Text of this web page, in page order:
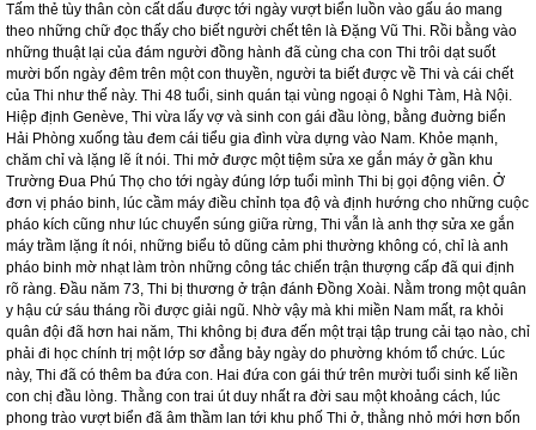
Tấm thẻ tùy thân còn cất dấu được tới ngày vượt biển luồn vào gấu áo mang
theo những chữ đọc thấy cho biết người chết tên là Đặng Vũ Thi. Rồi bằng vào
những thuật lại của đám người đồng hành đã cùng cha con Thi trôi dạt suốt
mười bốn ngày đêm trên một con thuyền, người ta biết được về Thi và cái chết
của Thi như thế này. Thi 48 tuổi, sinh quán tại vùng ngoại ô Nghi Tàm, Hà Nội.
Hiệp định Genève, Thi vừa lấy vợ và sinh con gái đầu lòng, bằng đuờng biển
Hải Phòng xuống tàu đem cái tiểu gia đình vừa dựng vào Nam. Khỏe mạnh,
chăm chỉ và lặng lẽ ít nói. Thi mở được một tiệm sửa xe gắn máy ở gần khu
Trường Đua Phú Thọ cho tới ngày đúng lớp tuổi mình Thi bị gọi động viên. Ở
đơn vị pháo binh, lúc cầm máy điều chỉnh tọa độ và định hướng cho những cuộc
pháo kích cũng như lúc chuyển súng giữa rừng, Thi vẫn là anh thợ sửa xe gắn
máy trầm lặng ít nói, những biểu tỏ dũng cảm phi thường không có, chỉ là anh
pháo binh mờ nhạt làm tròn những công tác chiến trận thượng cấp đã qui định
rõ ràng. Đầu năm 73, Thi bị thương ở trận đánh Đồng Xoài. Nằm trong một quân
y hậu cứ sáu tháng rồi được giải ngũ. Nhờ vậy mà khi miền Nam mất, ra khỏi
quân đội đã hơn hai năm, Thi không bị đưa đến một trại tập trung cải tạo nào, chỉ
phải đi học chính trị một lớp sơ đẳng bảy ngày do phường khóm tổ chức. Lúc
này, Thi đã có thêm ba đứa con. Hai đứa con gái thứ trên mười tuổi sinh kế liền
con chị đầu lòng. Thằng con trai út duy nhất ra đời sau một khoảng cách, lúc
phong trào vượt biển đã âm thầm lan tới khu phố Thi ở, thằng nhỏ mới hơn bốn